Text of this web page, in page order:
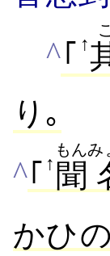
^｢ ↑
り｡
^｢ ↑ 聞
もんみ
かひの